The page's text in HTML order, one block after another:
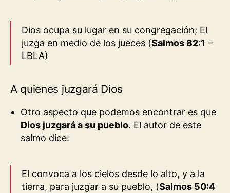
Dios ocupa su lugar en su congregación; El
juzga en medio de los jueces (Salmos 82:1 –
LBLA)
A quienes juzgará Dios
Otro aspecto que podemos encontrar es que
Dios juzgará a su pueblo. El autor de este
salmo dice:
El convoca a los cielos desde lo alto, y a la
tierra, para juzgar a su pueblo, (Salmos 50:4